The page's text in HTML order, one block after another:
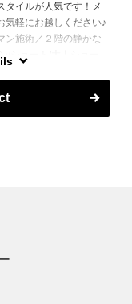
タイルが人気です！メ
気軽にお越しください♪
ン施術／２階の静かな
/ショート/大人ショー